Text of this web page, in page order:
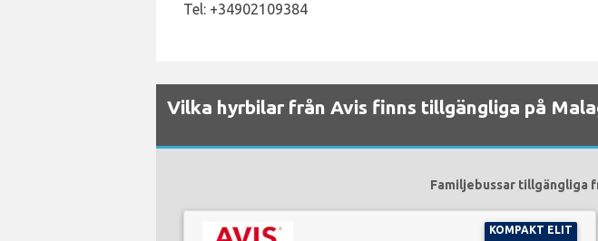
Tel: +34902109384
Vilka hyrbilar från Avis finns tillgängliga på
Familjebussar tillgängliga
KOMPAKT ELIT